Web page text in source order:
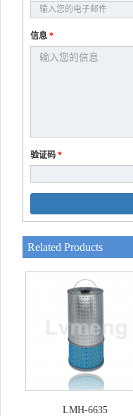
信息 *
验证码 *
Related Products
LMH-6635